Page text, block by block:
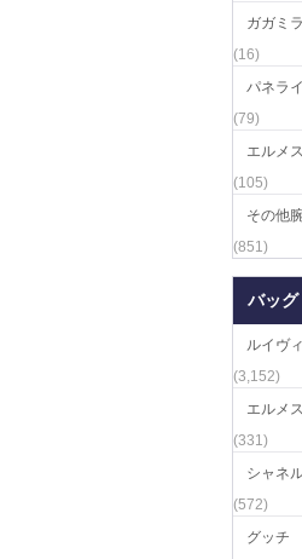
ガガミ
(16)
パネライ
(79)
エルメス
(105)
その他
(851)
バッグ
ルイヴ
(3,152)
エルメス
(331)
シャネ
(572)
グッチ